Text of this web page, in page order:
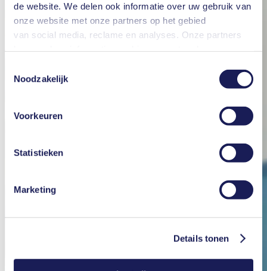
de website. We delen ook informatie over uw gebruik van
onze website met onze partners op het gebied
van social media, reclame en analyses. Onze partners
verzameld in het kader van uw gebruik van de diensten.
U kunt uw toestemming te allen tijde intrekken door te
klikken op "Cookies" onderaan de website en het vinkje
in het vakje te verwijderen.
ervan, de wettelijke basis en de opslagperiode is te
Noodzakelijk
Voorkeuren
Statistieken
Marketing
Details tonen